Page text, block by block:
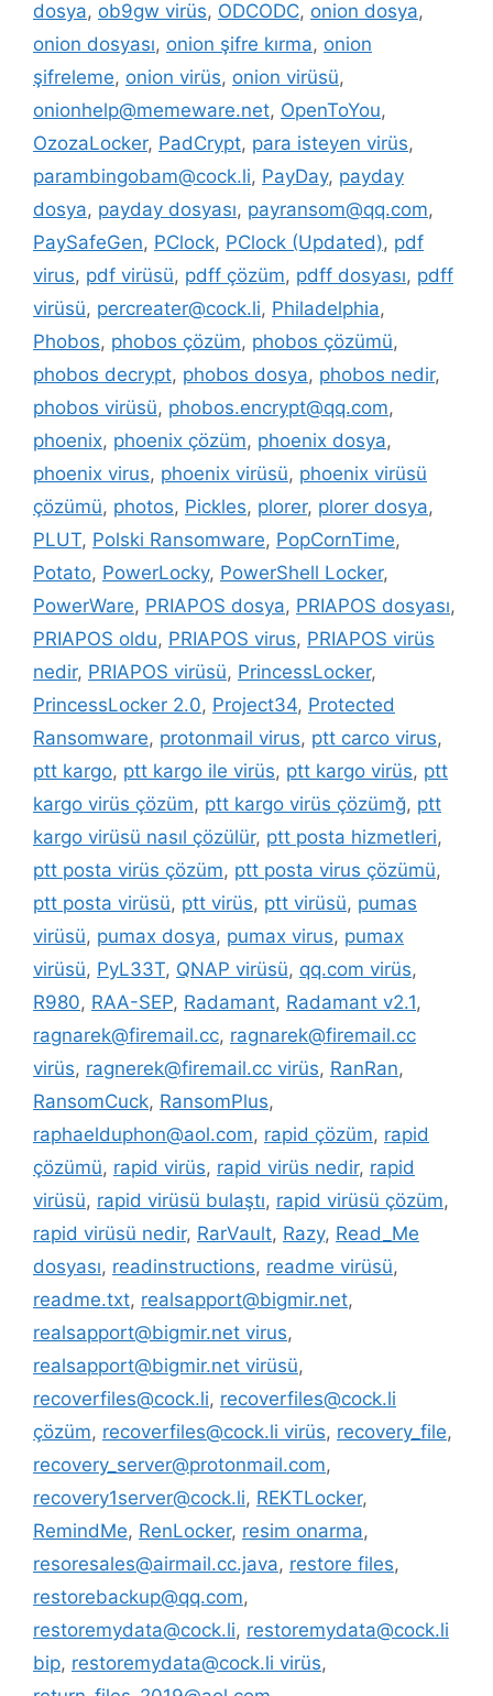
dosya, ob9gw virüs, ODCODC, onion dosya,
onion dosyası, onion şifre kırma, onion
şifreleme, onion virüs, onion virüsü,
onionhelp@memeware.net, OpenToYou,
OzozaLocker, PadCrypt, para isteyen virüs,
parambingobam@cock.li, PayDay, payday
dosya, payday dosyası, payransom@qq.com,
PaySafeGen, PClock, PClock (Updated), pdf
virus, pdf virüsü, pdff çözüm, pdff dosyası, pdff
virüsü, percreater@cock.li, Philadelphia,
Phobos, phobos çözüm, phobos çözümü,
phobos decrypt, phobos dosya, phobos nedir,
phobos virüsü, phobos.encrypt@qq.com,
phoenix, phoenix çözüm, phoenix dosya,
phoenix virus, phoenix virüsü, phoenix virüsü
çözümü, photos, Pickles, plorer, plorer dosya,
PLUT, Polski Ransomware, PopCornTime,
Potato, PowerLocky, PowerShell Locker,
PowerWare, PRIAPOS dosya, PRIAPOS dosyası,
PRIAPOS oldu, PRIAPOS virus, PRIAPOS virüs
nedir, PRIAPOS virüsü, PrincessLocker,
PrincessLocker 2.0, Project34, Protected
Ransomware, protonmail virus, ptt carco virus,
ptt kargo, ptt kargo ile virüs, ptt kargo virüs, ptt
kargo virüs çözüm, ptt kargo virüs çözümğ, ptt
kargo virüsü nasıl çözülür, ptt posta hizmetleri,
ptt posta virüs çözüm, ptt posta virus çözümü,
ptt posta virüsü, ptt virüs, ptt virüsü, pumas
virüsü, pumax dosya, pumax virus, pumax
virüsü, PyL33T, QNAP virüsü, qq.com virüs,
R980, RAA-SEP, Radamant, Radamant v2.1,
ragnarek@firemail.cc, ragnarek@firemail.cc
virüs, ragnerek@firemail.cc virüs, RanRan,
RansomCuck, RansomPlus,
raphaelduphon@aol.com, rapid çözüm, rapid
çözümü, rapid virüs, rapid virüs nedir, rapid
virüsü, rapid virüsü bulaştı, rapid virüsü çözüm,
rapid virüsü nedir, RarVault, Razy, Read_Me
dosyası, readinstructions, readme virüsü,
readme.txt, realsapport@bigmir.net,
realsapport@bigmir.net virus,
realsapport@bigmir.net virüsü,
recoverfiles@cock.li, recoverfiles@cock.li
çözüm, recoverfiles@cock.li virüs, recovery_file,
recovery_server@protonmail.com,
recovery1server@cock.li, REKTLocker,
RemindMe, RenLocker, resim onarma,
resoresales@airmail.cc.java, restore files,
restorebackup@qq.com,
restoremydata@cock.li, restoremydata@cock.li
bip, restoremydata@cock.li virüs,